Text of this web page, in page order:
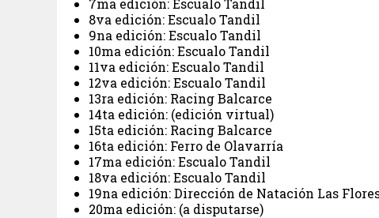
7ma edición: Escualo Tandil
8va edición: Escualo Tandil
9na edición: Escualo Tandil
10ma edición: Escualo Tandil
11va edición: Escualo Tandil
12va edición: Escualo Tandil
13ra edición: Racing Balcarce
14ta edición: (edición virtual)
15ta edición: Racing Balcarce
16ta edición: Ferro de Olavarría
17ma edición: Escualo Tandil
18va edición: Escualo Tandil
19na edición: Dirección de Natación Las
20ma edición: (a disputarse)